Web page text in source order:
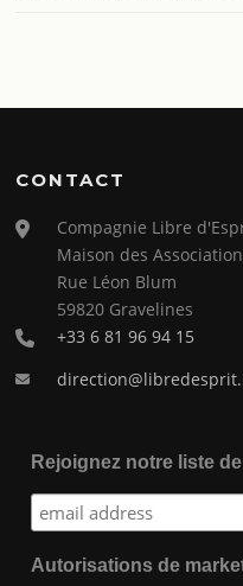
CONTACT
Compagnie Libre
Maison des
Rue Léon Blum
59820 Gravelines
+33 6 81 96 94 15
Rejoignez notre liste
Autorisations de